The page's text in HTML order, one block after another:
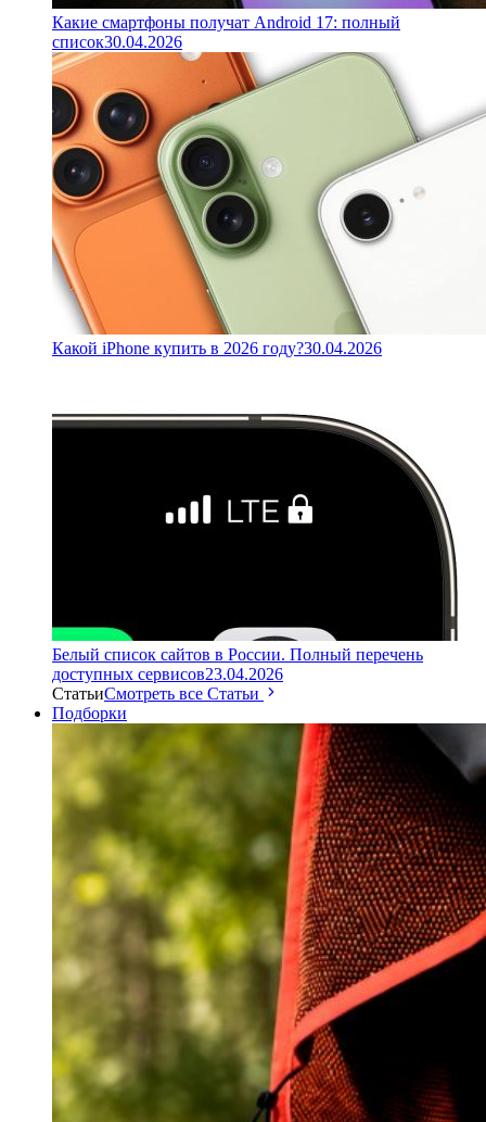
Какие смартфоны получат Android 17: полный
список30.04.2026
Какой iPhone купить в 2026 году?30.04.2026
Белый список сайтов в России. Полный перечень
доступных сервисов23.04.2026
СтатьиСмотреть все Статьи
Подборки